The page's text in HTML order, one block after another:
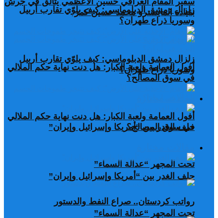
زلزال دمشق الدبلوماسي: كيف يلوّي تقارب أربيل
وسوريا ذراع طهران؟
أفول العمامة ولعبة الكبار: هل دنت نهاية حكم الملالي
في سوق المصالح؟
حلف الغدر بين “أمريكا وإسرائيل وإيران”
تحت المجهر “عدالة السماء”
رواتب كردستان.. صراع النفط والدستور
بقيادة المايسترو محمد حسين كمر
زلزال دمشق الدبلوماسي: كيف يلوّي تقارب أربيل
وسوريا ذراع طهران؟
أفول العمامة ولعبة الكبار: هل دنت نهاية حكم الملالي
في سوق المصالح؟
حلف الغدر بين “أمريكا وإسرائيل وإيران”
تحت المجهر “عدالة السماء”